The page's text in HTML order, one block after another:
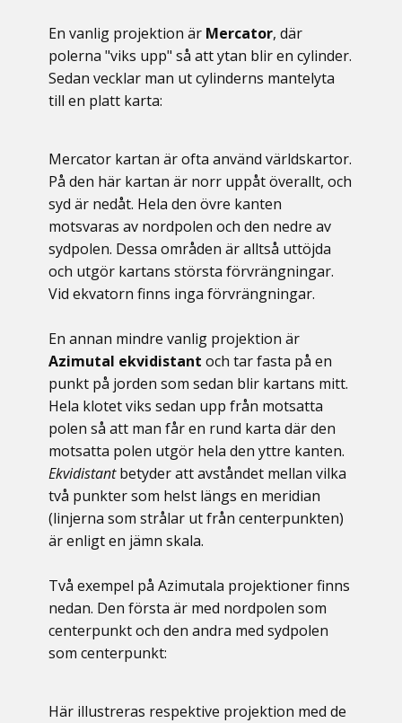
En vanlig projektion är Mercator, där
polerna "viks upp" så att ytan blir en cylinder.
Sedan vecklar man ut cylinderns mantelyta
till en platt karta:
Mercator kartan är ofta använd världskartor.
På den här kartan är norr uppåt överallt, och
syd är nedåt. Hela den övre kanten
motsvaras av nordpolen och den nedre av
sydpolen. Dessa områden är alltså uttöjda
och utgör kartans största förvrängningar.
Vid ekvatorn finns inga förvrängningar.
En annan mindre vanlig projektion är
Azimutal ekvidistant och tar fasta på en
punkt på jorden som sedan blir kartans mitt.
Hela klotet viks sedan upp från motsatta
polen så att man får en rund karta där den
motsatta polen utgör hela den yttre kanten.
Ekvidistantbetyder att avståndet mellan vilka
två punkter som helst längs en meridian
(linjerna som strålar ut från centerpunkten)
är enligt en jämn skala.
Två exempel på Azimutala projektioner finns
nedan. Den första är med nordpolen som
centerpunkt och den andra med sydpolen
som centerpunkt:
Här illustreras respektive projektion med de